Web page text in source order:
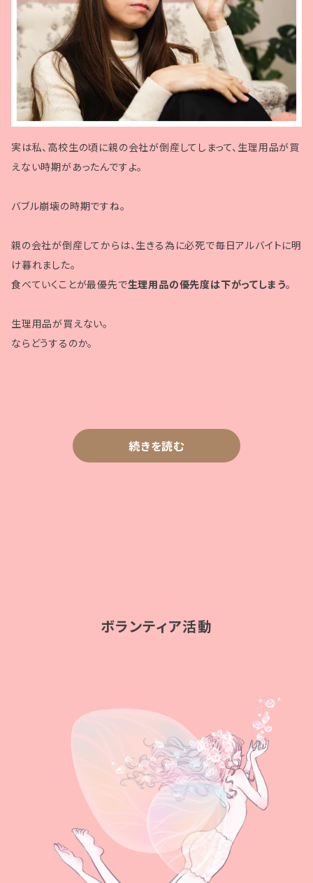
実は私、高校生の頃に親の会社が倒産してしまって、生理用品が買
えない時期があったんですよ。
バブル崩壊の時期ですね。
親の会社が倒産してからは、生きる為に必死で毎日アルバイトに明
け暮れました。
食べていくことが最優先で生理用品の優先度は下がってしまう。
生理用品が買えない。
ならどうするのか。
続きを読む
ボランティア活動